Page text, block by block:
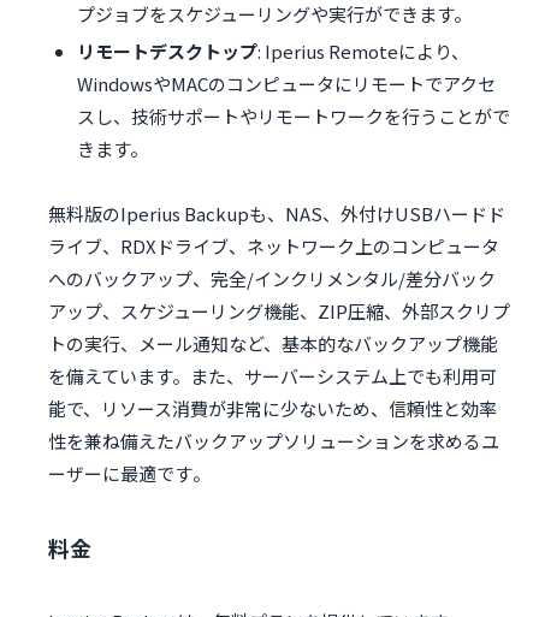
プジョブをスケジューリングや実行ができます。
リモートデスクトップ: Iperius Remoteにより、
WindowsやMACのコンピュータにリモートでアクセ
スし、技術サポートやリモートワークを行うことがで
きます。
無料版のIperius Backupも、NAS、外付けUSBハードド
ライブ、RDXドライブ、ネットワーク上のコンピュータ
へのバックアップ、完全/インクリメンタル/差分バック
アップ、スケジューリング機能、ZIP圧縮、外部スクリプ
トの実行、メール通知など、基本的なバックアップ機能
を備えています。また、サーバーシステム上でも利用可
能で、リソース消費が非常に少ないため、信頼性と効率
性を兼ね備えたバックアップソリューションを求めるユ
ーザーに最適です​​​​​​。
料金